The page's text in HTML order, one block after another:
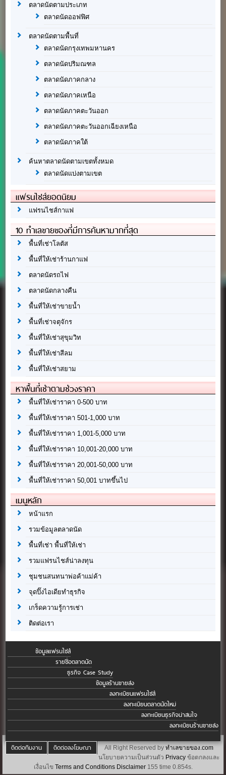
ตลาดนัดตามประเภท
ตลาดนัดออฟฟิศ
ตลาดนัดตามพื้นที่
ตลาดนัดกรุงเทพมหานคร
ตลาดนัดปริมณฑล
ตลาดนัดภาคกลาง
ตลาดนัดภาคเหนือ
ตลาดนัดภาคตะวันออก
ตลาดนัดภาคตะวันออกเฉียงเหนือ
ตลาดนัดภาคใต้
ค้นหาตลาดนัดตามเขตทั้งหมด
ตลาดนัดแบ่งตามเขต
แฟรนไชส์ยอดนิยม
แฟรนไชส์กาแฟ
10 ทำเลขายของที่มีการค้นหามากที่สุด
พื้นที่เช่าโลตัส
พื้นที่ให้เช่าร้านกาแฟ
ตลาดนัดรถไฟ
ตลาดนัดกลางคืน
พื้นที่ให้เช่าขายน้ำ
พื้นที่เช่าจตุจักร
พื้นที่ให้เช่าสุขุมวิท
พื้นที่ให้เช่าสีลม
พื้นที่ให้เช่าสยาม
หาพื้นที่เช่าตามช่วงราคา
พื้นที่ให้เช่าราคา 0-500 บาท
พื้นที่ให้เช่าราคา 501-1,000 บาท
พื้นที่ให้เช่าราคา 1,001-5,000 บาท
พื้นที่ให้เช่าราคา 10,001-20,000 บาท
พื้นที่ให้เช่าราคา 20,001-50,000 บาท
พื้นที่ให้เช่าราคา 50,001 บาทขึ้นไป
เมนูหลัก
หน้าแรก
รวมข้อมูลตลาดนัด
พื้นที่เช่า พื้นที่ให้เช่า
รวมแฟรนไชส์น่าลงทุน
ชุมชนสนทนาพ่อค้าแม่ค้า
จุดปิ๊งไอเดียทำธุรกิจ
เกร็ดความรู้การเช่า
ติดต่อเรา
ข้อมูลแฟรนไชส์
รายชื่อตลาดนัด
ธุรกิจ Case Study
ข้อมูลร้านขายส่ง
ลงทะเบียนแฟรนไชส์
ลงทะเบียนตลาดนัดใหม่
ลงทะเบียนธุรกิจน่าสนใจ
ลงทะเบียนร้านขายส่ง
ติดต่อทีมงาน ติดต่อลงโฆษณา All Right Reserved by ทำเลขายของ.com
นโยบายความเป็นส่วนตัว Privacy ข้อตกลงและ
เงื่อนไข Terms and Conditions Disclaimer155 time 0.854s.